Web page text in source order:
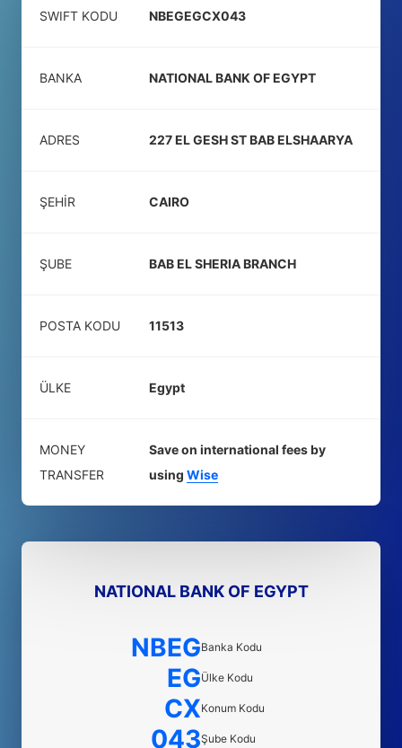
SWIFT KODU NBEGEGCX043
BANKA NATIONAL BANK OF EGYPT
ADRES 227 EL GESH ST BAB ELSHAARYA
ŞEHIR CAIRO
ŞUBE BAB EL SHERIA BRANCH
POSTA KODU 11513
ÜLKE Egypt
MONEY
TRANSFER
Save on international fees by
using Wise
NATIONAL BANK OF EGYPT
NBEGBanka Kodu
EGÜlke Kodu
CXKonum Kodu
043Şube Kodu